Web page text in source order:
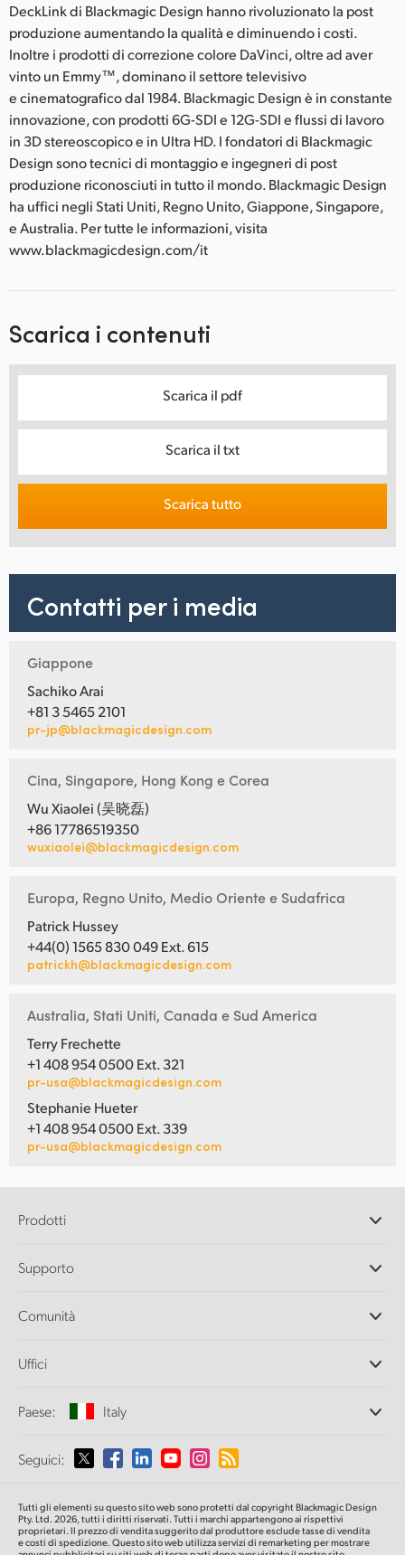
DeckLink di Blackmagic Design hanno rivoluzionato la post
produzione aumentando la qualità e diminuendo i costi.
Inoltre i prodotti di correzione colore DaVinci, oltre ad aver
vinto un Emmy™, dominano il settore televisivo
e cinematografico dal 1984. Blackmagic Design è in constante
innovazione, con prodotti 6G-SDI e 12G-SDI e flussi di lavoro
in 3D stereoscopico e in Ultra HD. I fondatori di Blackmagic
Design sono tecnici di montaggio e ingegneri di post
produzione riconosciuti in tutto il mondo. Blackmagic Design
ha uffici negli Stati Uniti, Regno Unito, Giappone, Singapore,
e Australia. Per tutte le informazioni, visita
www.blackmagicdesign.com/it
Scarica i contenuti
Scarica il pdf
Scarica il txt
Scarica tutto
Contatti per i media
Giappone
Sachiko Arai
+81 3 5465 2101
pr-jp@blackmagicdesign.com
Cina, Singapore, Hong Kong e Corea
Wu Xiaolei (吴晓磊)
+86 17786519350
wuxiaolei@blackmagicdesign.com
Europa, Regno Unito, Medio Oriente e Sudafrica
Patrick Hussey
+44(0) 1565 830 049 Ext. 615
patrickh@blackmagicdesign.com
Australia, Stati Uniti, Canada e Sud America
Terry Frechette
+1 408 954 0500 Ext. 321
pr-usa@blackmagicdesign.com
Stephanie Hueter
+1 408 954 0500 Ext. 339
pr-usa@blackmagicdesign.com
Prodotti
DaVinci Resolve e Fusion
Ultimatte
Acquisizione e riproduzione
Conversione di standard
Monitoraggio
Archiviazione in rete
Routing e distribuzione
Streaming e codifica
Supporto
Centro assistenza
Comunità
Uffici
Chi siamo
Media
Paese: Italy
Seleziona un Paese
Australia
Seguici:
Tutti gli elementi su questo sito web sono protetti dal copyright Blackmagic Design
Pty. Ltd. 2026, tutti i diritti riservati. Tutti i marchi appartengono ai rispettivi
proprietari. Il prezzo di vendita suggerito dal produttore esclude tasse di vendita
e costi di spedizione. Questo sito web utilizza servizi di remarketing per mostrare